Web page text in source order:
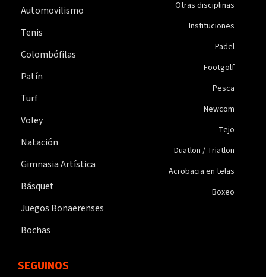
Automovilismo
Tenis
Colombófilas
Patín
Turf
Voley
Natación
Gimnasia Artística
Básquet
Juegos Bonaerenses
Bochas
Otras disciplinas
Instituciones
Padel
Footgolf
Pesca
Newcom
Tejo
Duatlon / Triatlon
Acrobacia en telas
Boxeo
SEGUINOS